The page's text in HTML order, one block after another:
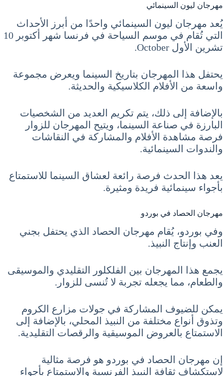
مهرجان ليون السينمائي
يُعد مهرجان ليون السينمائي واحدًا من أبرز الأحداث
التي تُقام في موسم السياحة في فرنسا شهر أكتوبر 10
تشرين الأول October.
يحتفل هذا المهرجان بتاريخ السينما ويعرض مجموعة
واسعة من الأفلام الكلاسيكية والحديثة.
بالإضافة إلى ذلك، يتم تكريم العديد من الشخصيات
البارزة في صناعة السينما، ويتيح المهرجان للزوار
فرصة مشاهدة الأفلام والمشاركة في النقاشات
والندوات السينمائية.
يعد هذا الحدث فرصة رائعة لعشاق السينما للاستمتاع
بأجواء سينمائية فريدة ومثيرة.
مهرجان الحصاد في بوردو
وفي بوردو، يُقام مهرجان الحصاد الذي يحتفل بجني
العنب وإنتاج النبيذ.
يجمع هذا المهرجان بين الفلكلور التقليدي والموسيقى
والطعام، مما يجعله تجربة لا تُنسى للزوار.
يمكن للضيوف المشاركة في جولات مزارع الكروم
وتذوق أنواع مختلفة من النبيذ المحلي، بالإضافة إلى
الاستمتاع بالعروض الموسيقية والرقصات التقليدية.
إن مهرجان الحصاد في بوردو هو فرصة مثالية
لاستكشاف ثقافة النبيذ الفرنسية والاستمتاع بأجواء